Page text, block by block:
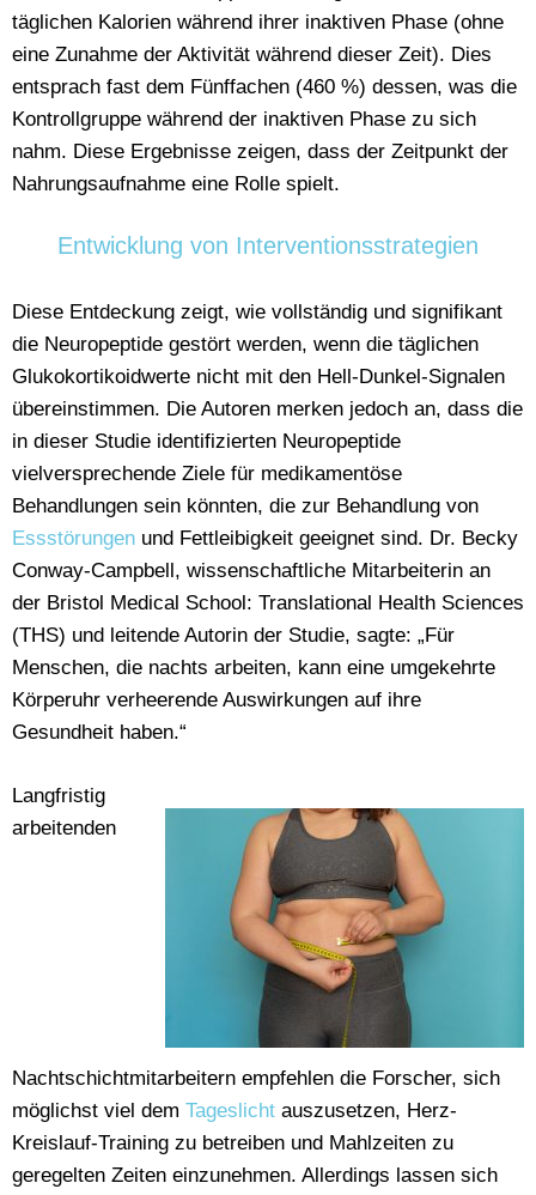
täglichen Kalorien während ihrer inaktiven Phase (ohne
eine Zunahme der Aktivität während dieser Zeit). Dies
entsprach fast dem Fünffachen (460 %) dessen, was die
Kontrollgruppe während der inaktiven Phase zu sich
nahm. Diese Ergebnisse zeigen, dass der Zeitpunkt der
Nahrungsaufnahme eine Rolle spielt.
Entwicklung von Interventionsstrategien
Diese Entdeckung zeigt, wie vollständig und signifikant
die Neuropeptide gestört werden, wenn die täglichen
Glukokortikoidwerte nicht mit den Hell-Dunkel-Signalen
übereinstimmen. Die Autoren merken jedoch an, dass die
in dieser Studie identifizierten Neuropeptide
vielversprechende Ziele für medikamentöse
Behandlungen sein könnten, die zur Behandlung von
Essstörungen und Fettleibigkeit geeignet sind. Dr. Becky
Conway-Campbell, wissenschaftliche Mitarbeiterin an
der Bristol Medical School: Translational Health Sciences
(THS) und leitende Autorin der Studie, sagte: „Für
Menschen, die nachts arbeiten, kann eine umgekehrte
Körperuhr verheerende Auswirkungen auf ihre
Gesundheit haben.“
Langfristig
arbeitenden
Nachtschichtmitarbeitern empfehlen die Forscher, sich
möglichst viel dem Tageslicht auszusetzen, Herz-
Kreislauf-Training zu betreiben und Mahlzeiten zu
geregelten Zeiten einzunehmen. Allerdings lassen sich